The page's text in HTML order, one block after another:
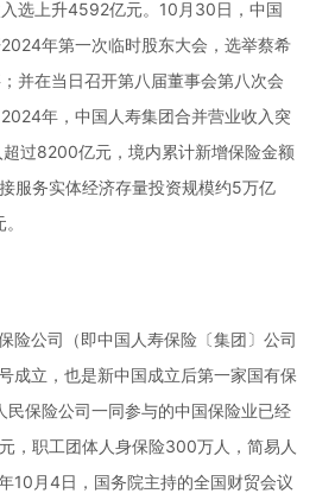
选上升4592亿元。10月30日，中国
年第一次临时股东大会，选举蔡希
并在当日召开第八届董事会第八次会
年，中国人寿集团合并营业收入突
过8200亿元，境内累计新增保险金额
服务实体经济存量投资规模约5万亿
险公司（即中国人寿保险〔集团〕公司
成立，也是新中国成立后第一家国有保
保险公司一同参与的中国保险业已经
，职工团体人身保险300万人，简易人
10月4日，国务院主持的全国财贸会议